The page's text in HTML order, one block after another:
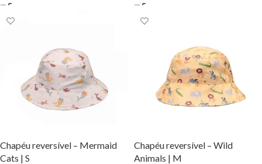
Chapéu reversível – Mermaid
Cats | S
Chapéu reversível – Wild
Animals | M